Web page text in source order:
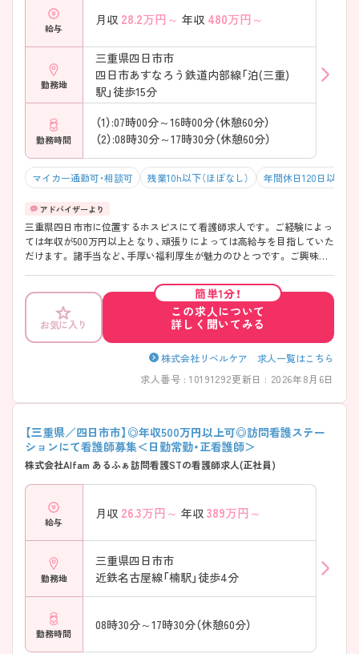
給与
月収 28.2万円～ 年収 480万円～
勤務地
三重県四日市市
四日市あすなろう鉄道内部線「泊(三重)
駅」徒歩15分
勤務時間
（1）:07時00分～16時00分（休憩60分）
（2）:08時30分～17時30分（休憩60分）
マイカー通勤可・相談可 残業10h以下（ほぼなし） 年間休日120日以上
三重県四日市市に位置するホスピスにて看護師求人です。 ご経験によっ
ては年収が500万円以上となり、頑張りによっては高給与を目指していた
だけます。 諸手当など、手厚い福利厚生が魅力のひとつです。 ご興味を
お気に入り
簡単1分！
この求人について
詳しく聞いてみる
株式会社リベルケア 求人一覧はこちら
求人番号 : 10191292更新日 : 2026年8月6日
【三重県／四日市市】◎年収500万円以上可◎訪問看護ステー
ションにて看護師募集＜日勤常勤・正看護師＞
株式会社Alfam あるふぁ訪問看護STの看護師求人(正社員)
給与
月収 26.3万円～ 年収 389万円～
勤務地
三重県四日市市
近鉄名古屋線「楠駅」徒歩4分
勤務時間
08時30分～17時30分（休憩60分）